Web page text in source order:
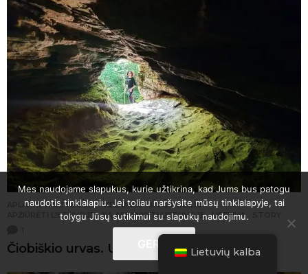
APLANKYTI LIETUVOJE ,KELIONĖS AUTOMOBILIU
APŽIŪRĖTI LIETUVOJE
,KĄ APLANKYTI LIETUVOJE ,LIETUVA
Čiobiškio urvas. Urvas Lietuvoje.Lietuvių kalba
Mes naudojame slapukus, kurie užtikrina, kad Jums bus patogu
naudotis tinklalapiu. Jei toliau naršysite mūsų tinklalapyje, tai
tolygu Jūsų sutikimui su slapukų naudojimu.